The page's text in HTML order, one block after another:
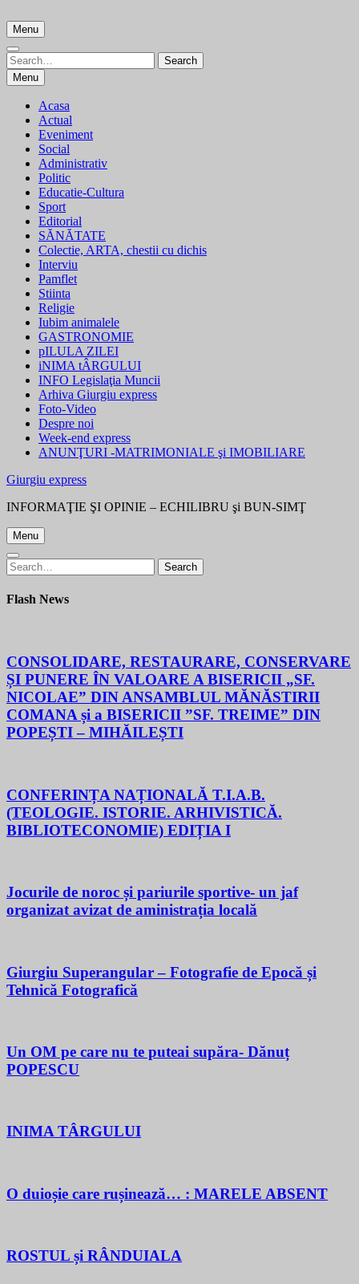
to
content
Menu
Search
for:
Search
Menu
Acasa
Actual
Eveniment
Social
Administrativ
Politic
Educatie-Cultura
Sport
Editorial
SĂNĂTATE
Colectie, ARTA, chestii cu dichis
Interviu
Pamflet
Stiinta
Religie
Iubim animalele
GASTRONOMIE
pILULA ZILEI
iNIMA tÂRGULUI
INFO Legislaţia Muncii
Arhiva Giurgiu express
Foto-Video
Despre noi
Week-end express
ANUNŢURI -MATRIMONIALE şi IMOBILIARE
Giurgiu express
INFORMAŢIE ŞI OPINIE – ECHILIBRU şi BUN-SIMŢ
Menu
Search
for:
Search
Flash News
CONSOLIDARE, RESTAURARE, CONSERVARE
ȘI PUNERE ÎN VALOARE A BISERICII „SF.
NICOLAE” DIN ANSAMBLUL MĂNĂSTIRII
COMANA și a BISERICII ”SF. TREIME” DIN
POPEȘTI – MIHĂILEȘTI
CONFERINȚA NAȚIONALĂ T.I.A.B.
(TEOLOGIE. ISTORIE. ARHIVISTICĂ.
BIBLIOTECONOMIE) EDIȚIA I
Jocurile de noroc și pariurile sportive- un jaf
organizat avizat de aministrația locală
Giurgiu Superangular – Fotografie de Epocă și
Tehnică Fotografică
Un OM pe care nu te puteai supăra- Dănuț
POPESCU
INIMA TÂRGULUI
O duioșie care rușinează… : MARELE ABSENT
ROSTUL și RÂNDUIALA